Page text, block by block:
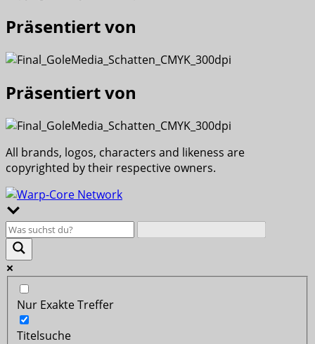
Präsentiert von
Präsentiert von
All brands, logos, characters and likeness are
copyrighted by their respective owners.
Nur Exakte Treffer
Titelsuche